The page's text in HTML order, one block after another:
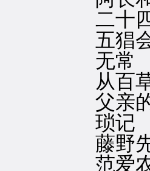
二十四
五猖
无常
从百草
父亲
琐记
藤野
范爱